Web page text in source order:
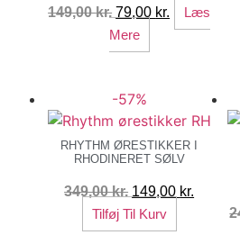
149,00kr. Den
oprindelige
pris
149,00 kr..
79,00 kr. Den
aktuelle
79,00 kr..
Læs
Mere
-57%
RHYTHM ØRESTIKKER I
RHODINERET SØLV
349,00kr. Den
oprindelige
pris
149,00 kr.
Tilføj Til Kurv